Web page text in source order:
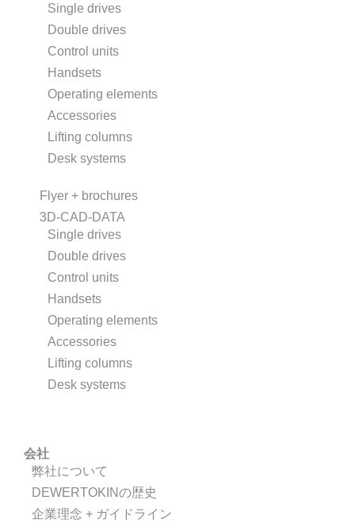
Single drives
Double drives
Control units
Handsets
Operating elements
Accessories
Lifting columns
Desk systems
Flyer + brochures
3D-CAD-DATA
Single drives
Double drives
Control units
Handsets
Operating elements
Accessories
Lifting columns
Desk systems
会社
弊社について
DEWERTOKINの歴史
企業理念 + ガイドライン